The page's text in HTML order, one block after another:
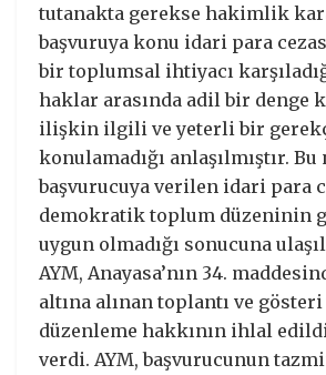
tutanakta gerekse hakimlik
başvuruya konu idari para
bir toplumsal ihtiyacı
haklar arasında adil bir denge
ilişkin ilgili ve yeterli bir
konulamadığı anlaşılmıştır. Bu
başvurucuya verilen idari para
demokratik toplum düzeninin
uygun olmadığı sonucuna
AYM, Anayasa’nın 34.
altına alınan toplantı ve
düzenleme hakkının ihlal
verdi. AYM, başvurucunun